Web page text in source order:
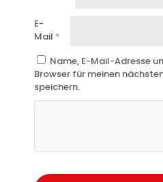
E-
Mail *
Name, E-Mail-Adresse
Browser für meinen
speichern.